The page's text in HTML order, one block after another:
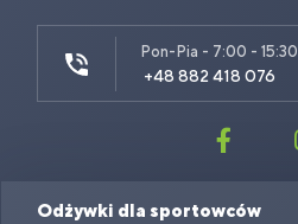
Pon-Pia - 7:00 - 15:30
+48 882 418 076
Odżywki dla sportowców